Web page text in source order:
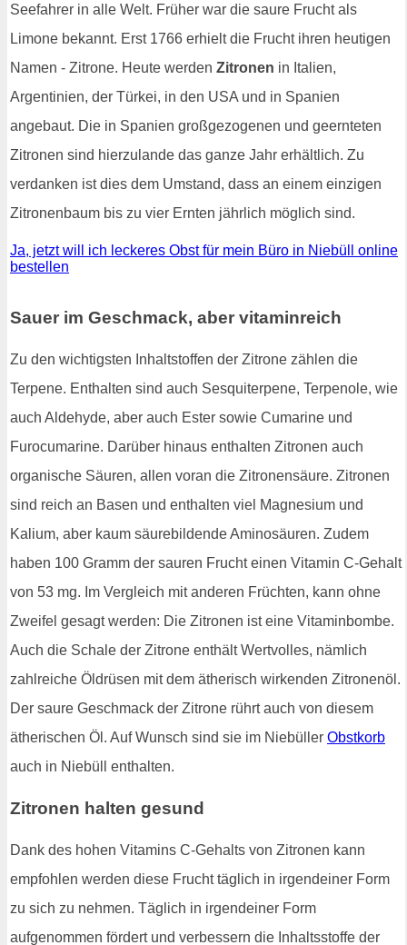
Seefahrer in alle Welt. Früher war die saure Frucht als
Limone bekannt. Erst 1766 erhielt die Frucht ihren heutigen
Namen - Zitrone. Heute werden Zitronen in Italien,
Argentinien, der Türkei, in den USA und in Spanien
angebaut. Die in Spanien großgezogenen und geernteten
Zitronen sind hierzulande das ganze Jahr erhältlich. Zu
verdanken ist dies dem Umstand, dass an einem einzigen
Zitronenbaum bis zu vier Ernten jährlich möglich sind.
Ja, jetzt will ich leckeres Obst für mein Büro in Niebüll online
bestellen
Sauer im Geschmack, aber vitaminreich
Zu den wichtigsten Inhaltstoffen der Zitrone zählen die
Terpene. Enthalten sind auch Sesquiterpene, Terpenole, wie
auch Aldehyde, aber auch Ester sowie Cumarine und
Furocumarine. Darüber hinaus enthalten Zitronen auch
organische Säuren, allen voran die Zitronensäure. Zitronen
sind reich an Basen und enthalten viel Magnesium und
Kalium, aber kaum säurebildende Aminosäuren. Zudem
haben 100 Gramm der sauren Frucht einen Vitamin C-Gehalt
von 53 mg. Im Vergleich mit anderen Früchten, kann ohne
Zweifel gesagt werden: Die Zitronen ist eine Vitaminbombe.
Auch die Schale der Zitrone enthält Wertvolles, nämlich
zahlreiche Öldrüsen mit dem ätherisch wirkenden Zitronenöl.
Der saure Geschmack der Zitrone rührt auch von diesem
ätherischen Öl. Auf Wunsch sind sie im Niebüller Obstkorb
auch in Niebüll enthalten.
Zitronen halten gesund
Dank des hohen Vitamins C-Gehalts von Zitronen kann
empfohlen werden diese Frucht täglich in irgendeiner Form
zu sich zu nehmen. Täglich in irgendeiner Form
aufgenommen fördert und verbessern die Inhaltsstoffe der